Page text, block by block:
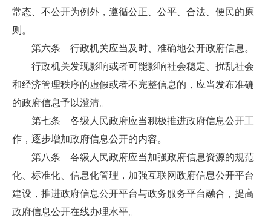
常态、不公开为例外，遵循公正、公平、合法、便民的原
则。
第六条 行政机关应当及时、准确地公开政府信息。
行政机关发现影响或者可能影响社会稳定、扰乱社会
和经济管理秩序的虚假或者不完整信息的，应当发布准确
的政府信息予以澄清。
第七条 各级人民政府应当积极推进政府信息公开工
作，逐步增加政府信息公开的内容。
第八条 各级人民政府应当加强政府信息资源的规范
化、标准化、信息化管理，加强互联网政府信息公开平台
建设，推进政府信息公开平台与政务服务平台融合，提高
政府信息公开在线办理水平。